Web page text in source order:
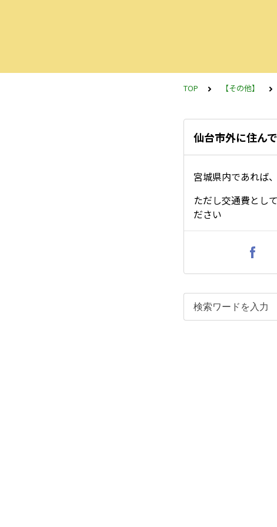
TOP 【その他】
仙台市外に住ん
宮城県内であれば
ただし交通費とし
ださい